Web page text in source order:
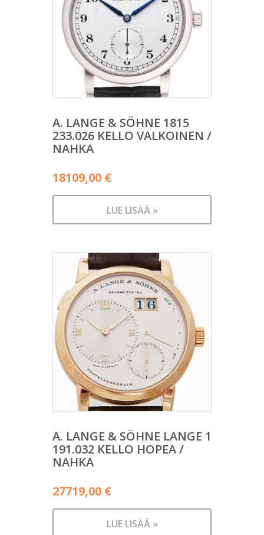
A. LANGE & SÖHNE 1815
233.026 KELLO VALKOINEN /
NAHKA
18109,00 €
LUE LISÄÄ »
A. LANGE & SÖHNE LANGE 1
191.032 KELLO HOPEA /
NAHKA
27719,00 €
LUE LISÄÄ »